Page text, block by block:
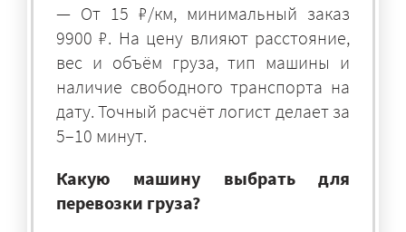
— От 15 ₽/км, минимальный заказ
9900 ₽. На цену влияют расстояние,
вес и объём груза, тип машины и
наличие свободного транспорта на
дату. Точный расчёт логист делает за
5–10 минут.
Какую машину выбрать для
перевозки груза?